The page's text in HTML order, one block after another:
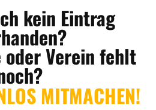
kein Eintrag
oder Verein fehlt
MITMACHEN!